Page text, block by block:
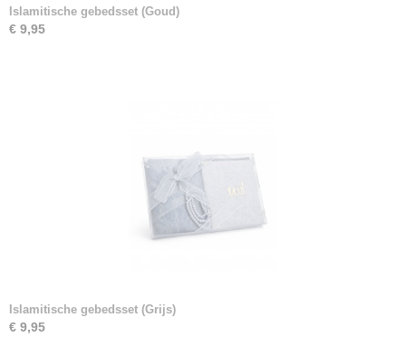
Islamitische gebedsset (Goud)
€ 9,95
Islamitische gebedsset (Grijs)
€ 9,95